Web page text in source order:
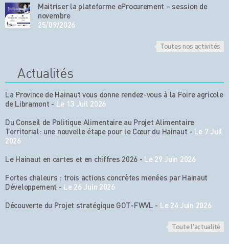
Maitriser la plateforme eProcurement – session de
novembre
25/09/2026
Toutes nos activités
Actualités
La Province de Hainaut vous donne rendez-vous à la Foire agricole
de Libramont - Le 13 Juil 2026
Du Conseil de Politique Alimentaire au Projet Alimentaire
Territorial: une nouvelle étape pour le Cœur du Hainaut - Le 7 Juil
2026
Le Hainaut en cartes et en chiffres 2026 - Le 29 Juin 2026
Fortes chaleurs : trois actions concrètes menées par Hainaut
Développement - Le 26 Juin 2026
Découverte du Projet stratégique GOT-FWVL - Le 24 Juin 2026
Toute l'actualité